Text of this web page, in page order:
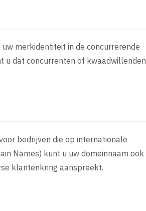
merkidentiteit in de concurrerende
u dat concurrenten of kwaadwillenden
bedrijven die op internationale
Names) kunt u uw domeinnaam ook
klantenkring aanspreekt.